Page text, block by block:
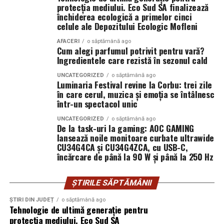
Facebook,Instagram,TikTok.
Adrian Pădurețu semnează imaginea filmului. De sunet
s-a ocupat Bogdan Ivanovici, de scenografie Anca
Miron, iar de costume Francisca Vass.
„În Pielea Mea”este un film produs de: CB MOTION
Producător asociat: MAGNETIC MEDIA PRODUCTIONS
Producător: Claudiu Boboc
Producător executiv: Adela Mara
Casting: ELEPHANT MEDIA
Realizat cu sprijinul:
Prima diferență reală: cum se
simte îmbrățișarea
Aici, dacă mă întrebi pe mine, se decide totul. Un urs din
pluș, mai ales unul mare, te învăluie. Perii lui se așază pe
piele, umplu spațiul dintre tine și el. Când îl strângi, ai
senzația că strângi un nor ușor cam dezordonat, un nor
care a stat prea mult pe o canapea și a prins miros de
detergent și, poate, de parfum.
Un urs din catifea, în schimb, te întâmpină cu o
suprafață mai continuă. Nu ai acele fire care se mișcă
independent, ci o textură unitară. Îmbrățișarea se simte
părea un pic mai rece la început, ca o rochie de seară pe
secunde, devine la fel de cald, doar că altfel.
protecția mediului. Eco Sud SA finalizează
închiderea ecologică a primelor cinci
celule ale Depozitului Ecologic Mofleni
AFACERI o săptămână ago
Cum alegi parfumul potrivit pentru vară?
Ingredientele care rezistă în sezonul cald
UNCATEGORIZED o săptămână ago
Luminaria Festival revine la Corbu: trei zile
în care cerul, muzica și emoția se întâlnesc
într-un spectacol unic
UNCATEGORIZED o săptămână ago
De la task-uri la gaming: AOC GAMING
lansează noile monitoare curbate ultrawide
CU34G4CA și CU34G4ZCA, cu USB-C,
încărcare de până la 90 W și până la 250 Hz
ȘTIRILE SĂPTĂMÂNII
ȘTIRI DIN JUDEȚ o săptămână ago
Tehnologie de ultimă generație pentru
protecția mediului. Eco Sud SA